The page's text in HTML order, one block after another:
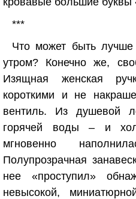
***
Что может быть
утром? Конечно же,
Изящная женская
короткими и не
вентиль. Из душевой
горячей воды – и
мгновенно
Полупрозрачная
нее «проступил»
невысокой,